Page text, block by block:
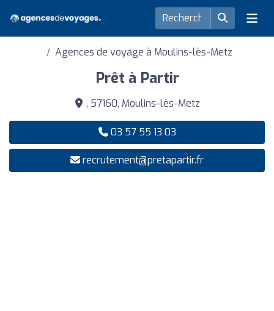
Agences de voyage à Moulins-lès-Metz
Prêt à Partir
, 57160, Moulins-lès-Metz
03 57 55 13 03
recrutement@pretapartir.fr